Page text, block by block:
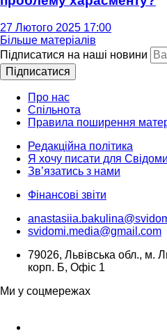
27 Лютого 2025 17:00
Більше матеріалів
Підписатися на наші новини
Підписатися
Про нас
Спільнота
Правила поширення
Редакційна політика
Я хочу писати для
Зв’язатись з нами
Фінансові звіти
svidomi.media@gmail.com
79026, Львівська обл., м.
корп. Б, Офіс 1
Ми у соцмережах